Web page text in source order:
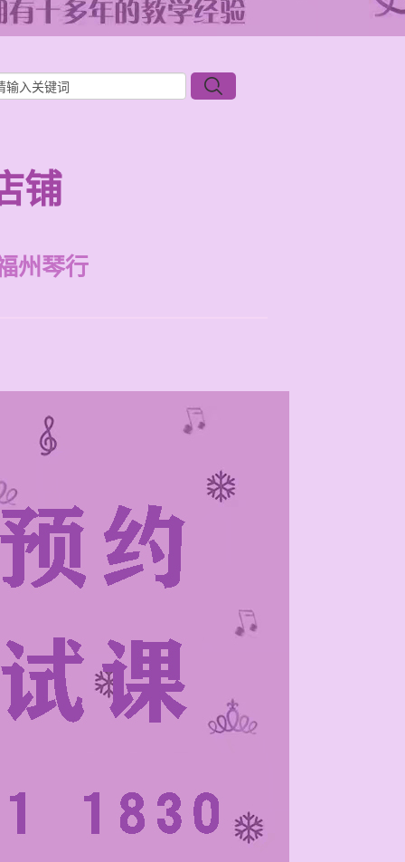
铺
州琴行